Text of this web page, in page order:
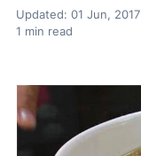
Updated: 01 Jun, 2017
1 min read